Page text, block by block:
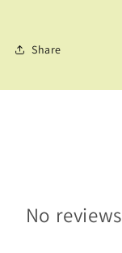
Share
No